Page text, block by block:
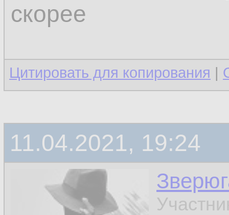
скорее
Цитировать для копирования |
11.04.2021, 19:24